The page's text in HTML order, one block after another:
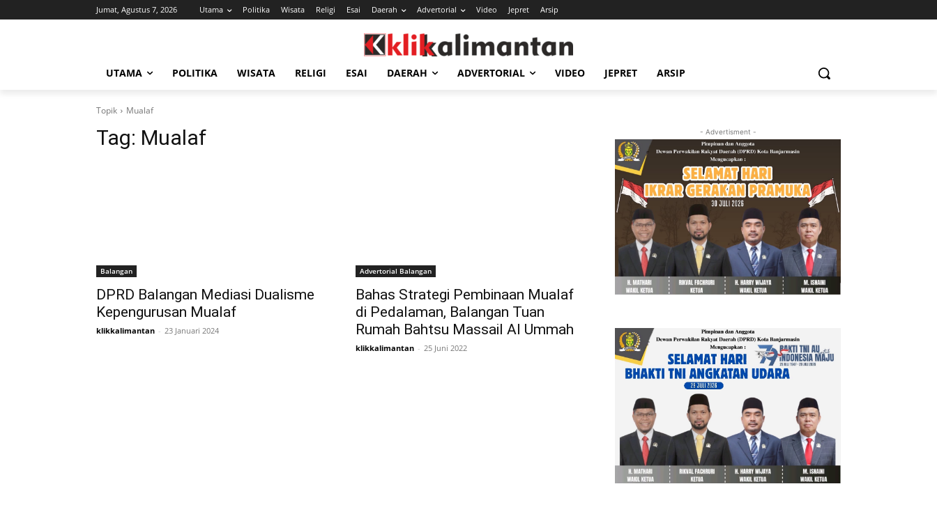
Jumat, Agustus 7, 2026 Utama Politika Wisata Religi Esai Daerah Advertorial Video Jepret Arsip
UTAMA POLITIKA WISATA RELIGI ESAI DAERAH ADVERTORIAL VIDEO JEPRET ARSIP
Topik Mualaf
Tag: Mualaf
Balangan
DPRD Balangan Mediasi Dualisme
Kepengurusan Mualaf
klikkalimantan - 23 Januari 2024
Advertorial Balangan
Bahas Strategi Pembinaan Mualaf
di Pedalaman, Balangan Tuan
Rumah Bahtsu Massail Al Ummah
klikkalimantan - 25 Juni 2022
- Advertisment -